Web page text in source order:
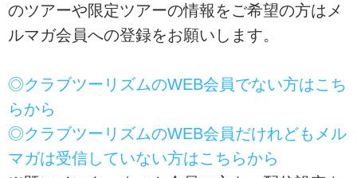
のツアーや限定ツアーの情報をご希望の方はメ
ルマガ会員への登録をお願いします。
◎クラブツーリズムのWEB会員でない方はこち
らから
◎クラブツーリズムのWEB会員だけれどもメル
マガは受信していない方はこちらから